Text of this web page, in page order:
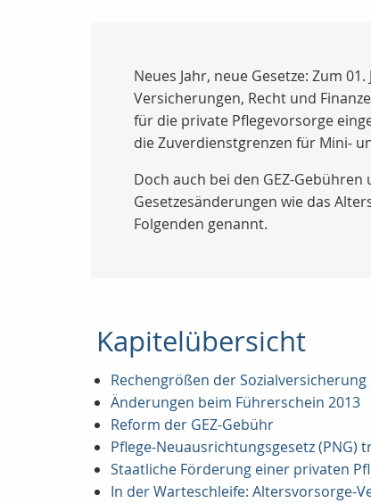
Neues Jahr, neue Gesetze: Zum
Versicherungen, Recht und
für die private Pflegevorsorge
die Zuverdienstgrenzen für Mini-
Doch auch bei den GEZ-
Gesetzesänderungen wie das
Folgenden genannt.
Kapitelübersicht
Rechengrößen der Sozialversicherung
Änderungen beim Führerschein 2013
Reform der GEZ-Gebühr
Pflege-Neuausrichtungsgesetz (PNG)
Staatliche Förderung einer privaten
In der Warteschleife: Altersvorsorge-